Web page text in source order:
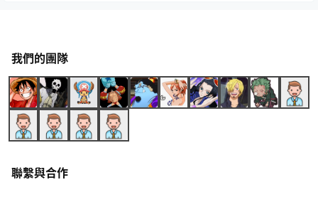
我們的團隊
聯繫與合作